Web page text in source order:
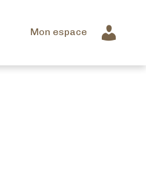
Mon espace